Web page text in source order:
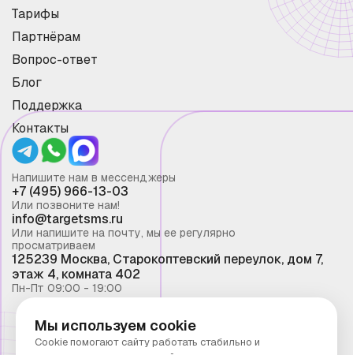
Тарифы
Партнёрам
Вопрос-ответ
Блог
Поддержка
Контакты
Напишите нам в мессенджеры
+7 (495) 966-13-03
Или позвоните нам!
info@targetsms.ru
Или напишите на почту, мы ее регулярно
просматриваем
125239 Москва, Старокоптевский переулок, дом 7,
этаж 4, комната 402
Пн-Пт 09:00 - 19:00
Смс рассылка 2026 ©
Мы используем cookie
Cookie помогают сайту работать стабильно и